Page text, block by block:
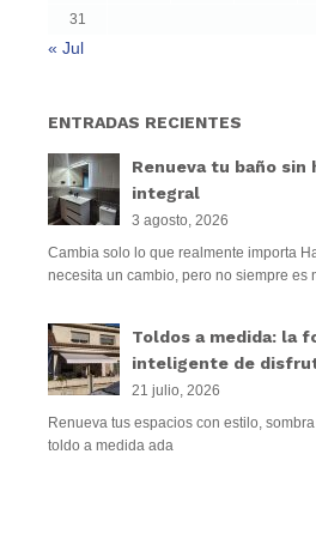
31
« Jul
ENTRADAS RECIENTES
Renueva tu baño sin
integral
3 agosto, 2026
Cambia solo lo que realmente importa
necesita un cambio, pero no siempre es
Toldos a medida: la
inteligente de
21 julio, 2026
Renueva tus espacios con estilo,
toldo a medida ada